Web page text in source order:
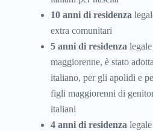
10 anni di residenza
extra comunitari
5 anni di residenza
maggiorenne, è stato
italiano, per gli apolidi e
figli maggiorenni di
italiani
4 anni di residenza